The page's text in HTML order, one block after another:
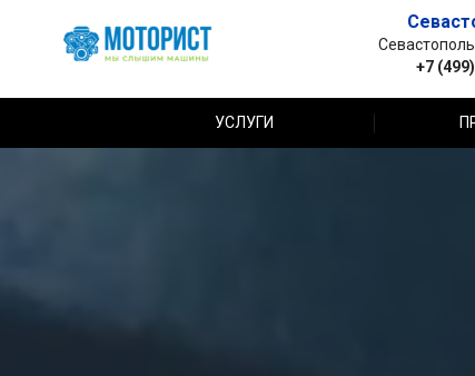
+7
УСЛУГИ